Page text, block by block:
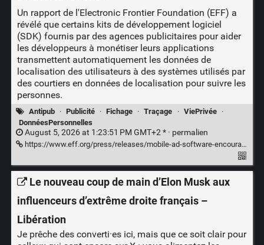
Un rapport de l'Electronic Frontier Foundation (EFF) a
révélé que certains kits de développement logiciel
(SDK) fournis par des agences publicitaires pour aider
les développeurs à monétiser leurs applications
transmettent automatiquement les données de
localisation des utilisateurs à des systèmes utilisés par
des courtiers en données de localisation pour suivre les
personnes.
Antipub · Publicité · Fichage · Traçage · ViePrivée
·
DonnéesPersonnelles
August 5, 2026 at 1:23:51 PM GMT+2 * · permalien
https://www.eff.org/press/releases/mobile-ad-software-encourages-location-data-sharing-eff-report-finds
Le nouveau coup de main d’Elon Musk aux
influenceurs d’extrême droite français –
Libération
Je prêche des converti·es ici, mais que ce soit clair pour